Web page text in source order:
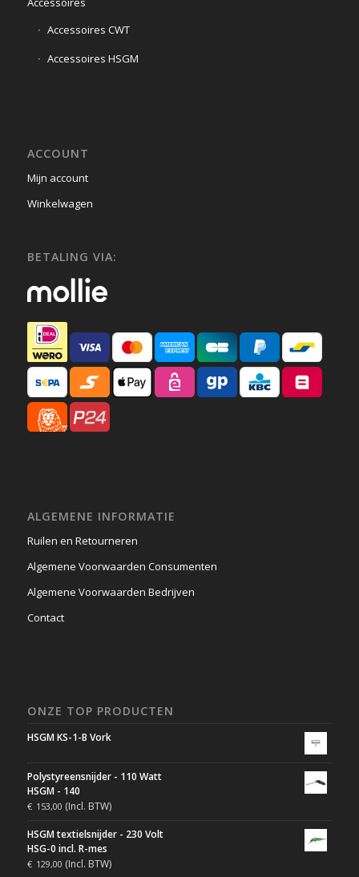
Accessoires CWT
Accessoires HSGM
ACCOUNT
Mijn account
Winkelwagen
BETALING VIA:
ALGEMENE INFORMATIE
Ruilen en Retourneren
Algemene Voorwaarden Consumenten
Algemene Voorwaarden Bedrijven
Contact
ONZE TOP PRODUCTEN
HSGM KS-1-B Vork
Polystyreensnijder - 110 Watt
HSGM - 140
€ 153,00 (Incl. BTW)
HSGM textielsnijder - 230 Volt
HSG-0 incl. R-mes
€ 129,00 (Incl. BTW)